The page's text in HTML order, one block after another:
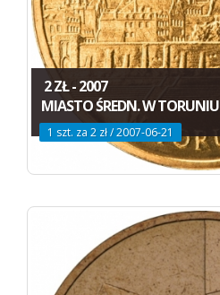
2 ZŁ - 2007
MIASTO ŚREDN. W TORUNIU
1 szt. za 2 zł / 2007-06-21